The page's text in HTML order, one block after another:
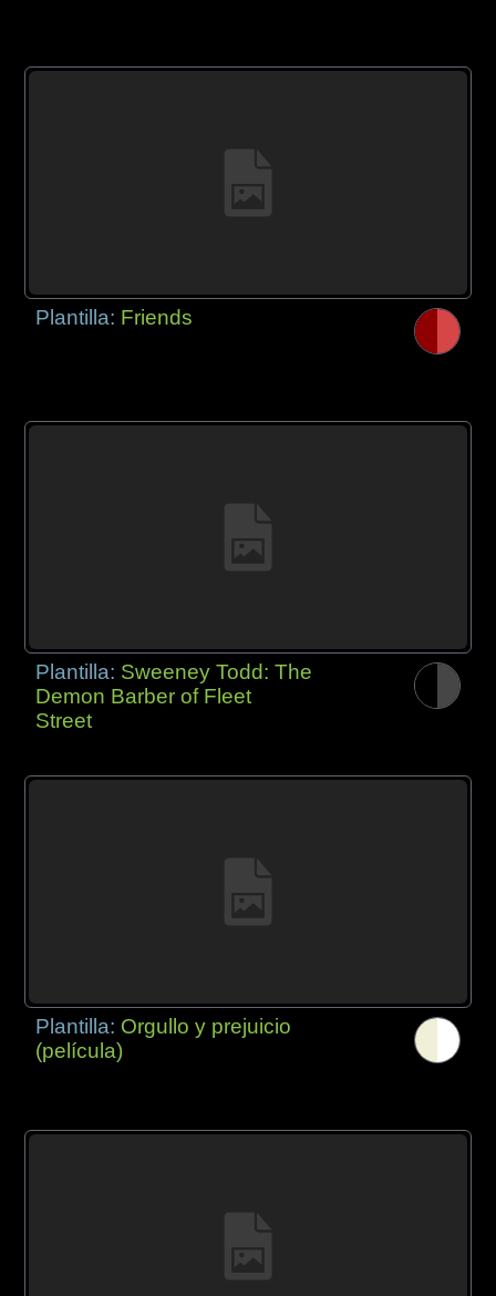
Plantilla: Friends
Plantilla: Sweeney Todd: The
Demon Barber of Fleet
Street
Plantilla: Orgullo y prejuicio
(película)